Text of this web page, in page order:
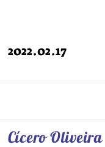
2022.02.17
Cícero Oliveira